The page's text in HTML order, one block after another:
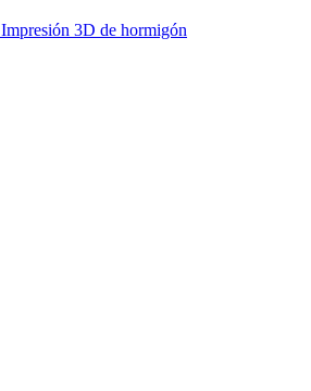
Impresión 3D de hormigón